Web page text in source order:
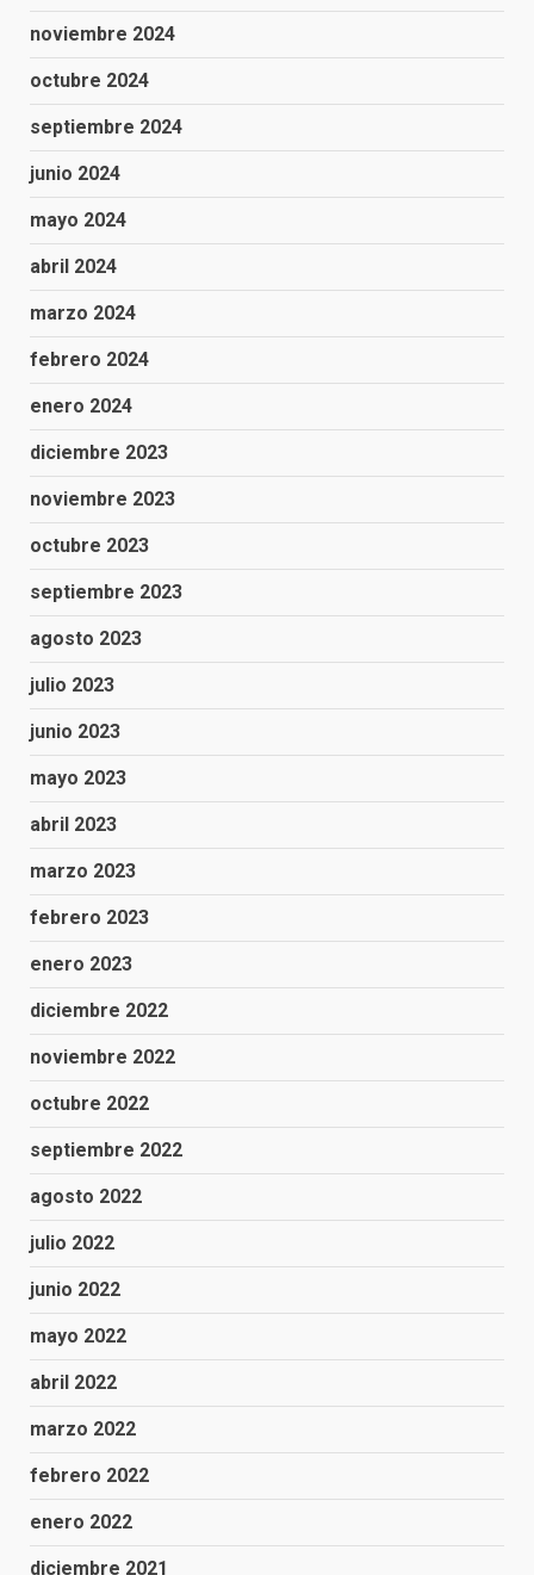
noviembre 2024
octubre 2024
septiembre 2024
junio 2024
mayo 2024
abril 2024
marzo 2024
febrero 2024
enero 2024
diciembre 2023
noviembre 2023
octubre 2023
septiembre 2023
agosto 2023
julio 2023
junio 2023
mayo 2023
abril 2023
marzo 2023
febrero 2023
enero 2023
diciembre 2022
noviembre 2022
octubre 2022
septiembre 2022
agosto 2022
julio 2022
junio 2022
mayo 2022
abril 2022
marzo 2022
febrero 2022
enero 2022
diciembre 2021